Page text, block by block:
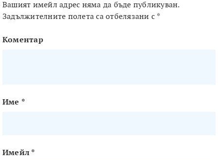
Вашият имейл адрес няма да бъде публикуван.
Задължителните полета са отбелязани с *
Коментар
Име *
Имейл *